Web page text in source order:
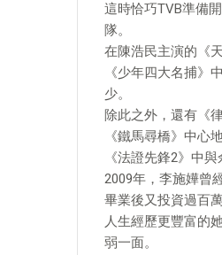
這時恰巧TVB準備
隊。
在陳浩民主演的《
《少年四大名捕》
少。
除此之外，還有《
《鐵馬尋橋》中心
《法證先鋒2》中
2009年，李施嬅曾
畢業後又投資過百
人生經歷更豐富的
弱一面。